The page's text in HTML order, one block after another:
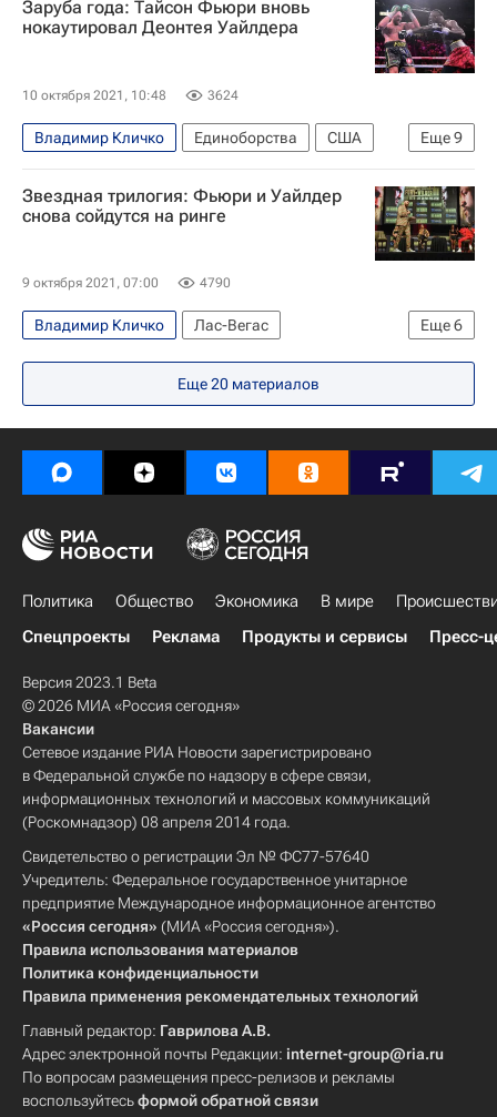
Заруба года: Тайсон Фьюри вновь
нокаутировал Деонтея Уайлдера
10 октября 2021, 10:48 3624
Еще9
Владимир Кличко Единоборства
США
Александр Поветкин
Александр Усик
Деонтей Уайлдер
Тайсон Фьюри
WBA
Звездная трилогия: Фьюри и Уайлдер
снова сойдутся на ринге
9 октября 2021, 07:00 4790
Еще6
Владимир Кличко
Лас-Вегас
Бермейн Стиверн
Деонтей Уайлдер
IBF WBC Единоборства
Еще20 материалов
Политика Общество Экономика В мире
Спецпроекты
Реклама Продукты и сервисы Пресс-
Версия 2023.1 Beta
© 2026 МИА «Россия сегодня»
Вакансии
Сетевое издание РИА Новости зарегистрировано
в Федеральной службе по надзору в сфере связи,
информационных технологий и массовых коммуникаций
(Роскомнадзор) 08 апреля 2014 года.
Свидетельство о регистрации Эл № ФС77-57640
Учредитель: Федеральное государственное унитарное
предприятие Международное информационное агентство
«Россия сегодня» (МИА «Россия сегодня»).
Правила использования материалов
Политика конфиденциальности
Правила применения рекомендательных технологий
Главный редактор: Гаврилова А.В.
Адрес электронной почты Редакции: internet-group@ria.ru
По вопросам размещения пресс-релизов и рекламы
воспользуйтесьформой обратной связи